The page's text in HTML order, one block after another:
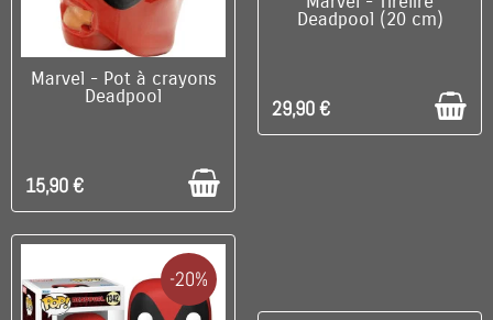
C'EST LE DERNIER !
Marvel - Pot à crayons
Deadpool
15,90 €
Deadpool (20 cm)
29,90 €
-20%